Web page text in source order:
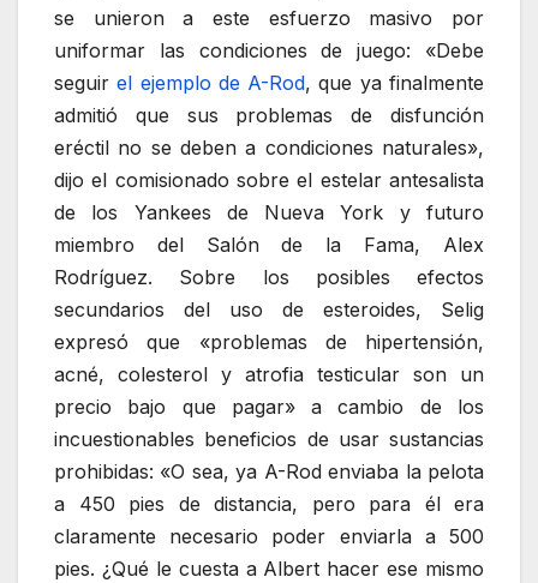
se unieron a este esfuerzo masivo por
uniformar las condiciones de juego: «Debe
seguirel ejemplo de A-Rod, que ya finalmente
admitió que sus problemas de disfunción
eréctil no se deben a condiciones naturales»,
dijo el comisionado sobre el estelar antesalista
de los Yankees de Nueva York y futuro
miembro del Salón de la Fama, Alex
Rodríguez. Sobre los posibles efectos
secundarios del uso de esteroides, Selig
expresó que «problemas de hipertensión,
acné, colesterol y atrofia testicular son un
precio bajo que pagar» a cambio de los
incuestionables beneficios de usar sustancias
prohibidas: «O sea, ya A-Rod enviaba la pelota
a 450 pies de distancia, pero para él era
claramente necesario poder enviarla a 500
pies. ¿Qué le cuesta a Albert hacer ese mismo